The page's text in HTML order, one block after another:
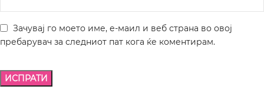
Зачувај го моето име, е-маил и веб страна во овој
пребарувач за следниот пат кога ќе коментирам.